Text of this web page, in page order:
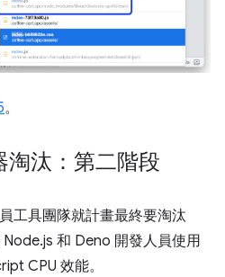
。
淘汰：第二階段
工具團隊就計畫最終要淘汰
Node.js 和 Deno 開發人員使用
CPU 效能。